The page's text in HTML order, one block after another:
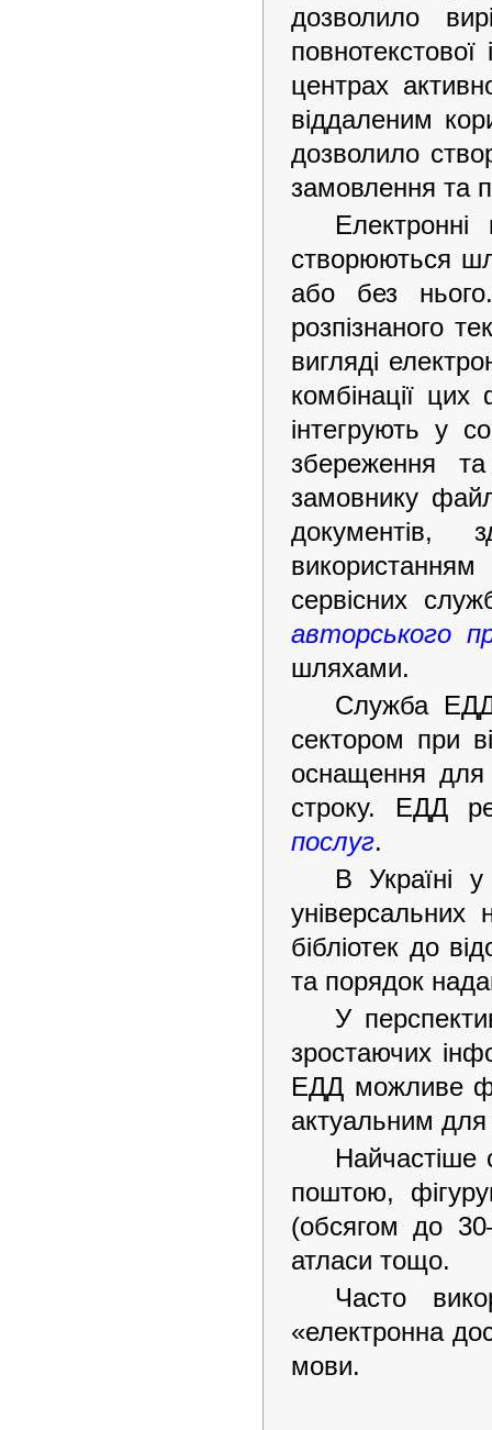
дозволило
центрах
віддаленим
дозволило
замовлення та
створюються
або без
розпізнаного
вигляді
комбінації цих
інтегрують у
збереження
замовнику
документів,
сервісних
авторського
шляхами.
Служба ЕДД
сектором при
оснащення для
строку. ЕДД
послуг.
В Україні
універсальних
бібліотек до
та порядок
У
зростаючих
ЕДД можливе
актуальним для
Найчастіше
поштою,
(обсягом до
атласи тощо.
Часто
«електронна
мови.